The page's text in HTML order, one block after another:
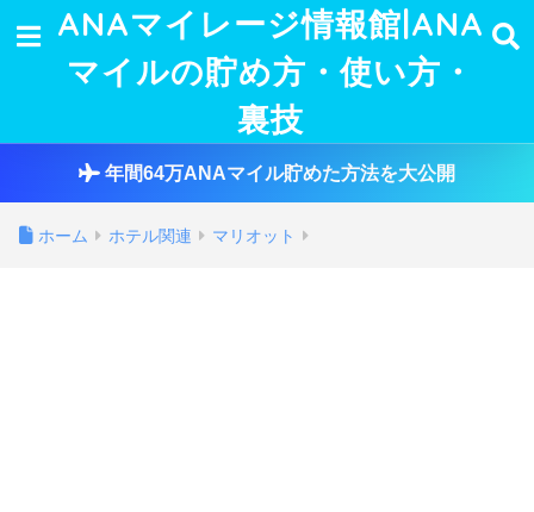
ANAマイレージ情報館|ANA
マイルの貯め方・使い方・
裏技
年間64万ANAマイル貯めた方法を大公開
ホーム ホテル関連 マリオット